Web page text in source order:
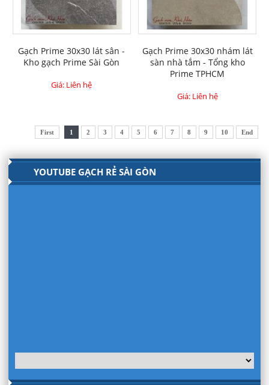
Gạch Prime 30x30 lát sân -
Kho gạch Prime Sài Gòn
Giá: Liên hệ
Gạch Prime 30x30 nhám lát
sàn nhà tắm - Tổng kho
Prime TPHCM
Giá: Liên hệ
First 1 2 3 4 5 6 7 8 9 10 End
YOUTUBE GẠCH RẺ SÀI GÒN